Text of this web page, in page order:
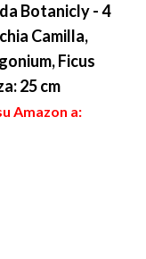
Botanicly - 4
Camilla,
Ficus
25 cm
Amazon a: